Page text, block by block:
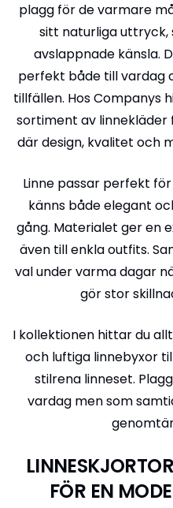
plagg för de varmare
sitt naturliga uttryck,
avslappnade känsla.
perfekt både till vardag
tillfällen. Hos Companys
sortiment av
där design, kvalitet och
Linne passar perfekt
känns både elegant
gång. Materialet ger en
även till enkla outfits.
val under varma dagar
gör stor
I kollektionen hittar du
och luftiga linnebyxor
stilrena linneset.
vardag men som
FÖR EN